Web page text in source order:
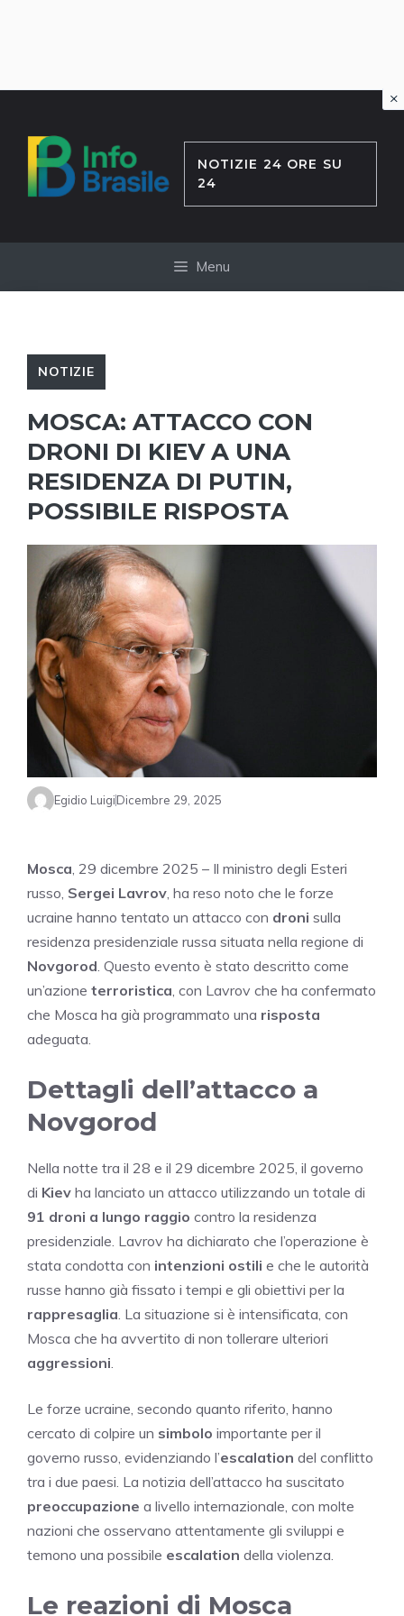
contenuto
NOTIZIE 24 ORE SU
24
Menu
NOTIZIE
MOSCA: ATTACCO CON
DRONI DI KIEV A UNA
RESIDENZA DI PUTIN,
POSSIBILE RISPOSTA
Egidio LuigiDicembre 29, 2025
Mosca, 29 dicembre 2025 – Il ministro degli Esteri
russo, Sergei Lavrov, ha reso noto che le forze
ucraine hanno tentato un attacco con droni sulla
residenza presidenziale russa situata nella regione di
Novgorod. Questo evento è stato descritto come
un’azione terroristica, con Lavrov che ha confermato
che Mosca ha già programmato una risposta
adeguata.
Dettagli dell’attacco a
Novgorod
Nella notte tra il 28 e il 29 dicembre 2025, il governo
di Kiev ha lanciato un attacco utilizzando un totale di
91 droni a lungo raggio contro la residenza
presidenziale. Lavrov ha dichiarato che l’operazione è
stata condotta con intenzioni ostili e che le autorità
russe hanno già fissato i tempi e gli obiettivi per la
rappresaglia. La situazione si è intensificata, con
Mosca che ha avvertito di non tollerare ulteriori
aggressioni.
Le forze ucraine, secondo quanto riferito, hanno
cercato di colpire un simbolo importante per il
governo russo, evidenziando l’escalation del conflitto
tra i due paesi. La notizia dell’attacco ha suscitato
preoccupazione a livello internazionale, con molte
nazioni che osservano attentamente gli sviluppi e
temono una possibile escalation della violenza.
Le reazioni di Mosca
×